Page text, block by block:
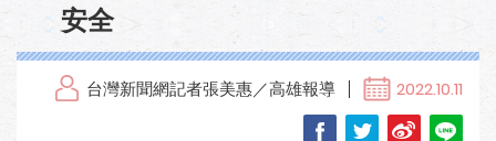
安全
台灣新聞網記者張美惠／高雄報導 2022.10.11